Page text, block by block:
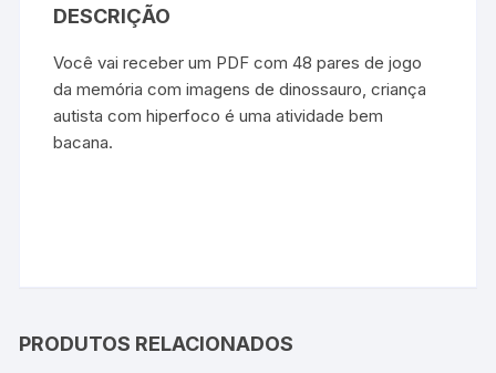
DESCRIÇÃO
Você vai receber um PDF com 48 pares de jogo
da memória com imagens de dinossauro, criança
autista com hiperfoco é uma atividade bem
bacana.
PRODUTOS RELACIONADOS